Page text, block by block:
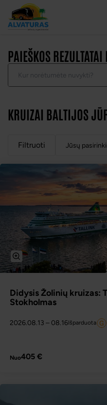
PAIEŠKOS
KRUIZAI BALTIJOS
Filtruoti jūsų
Didysis Žolinių kruizas:
Stokholmas
2026.08.13 – 08.16Išparduota
Nuo405 €